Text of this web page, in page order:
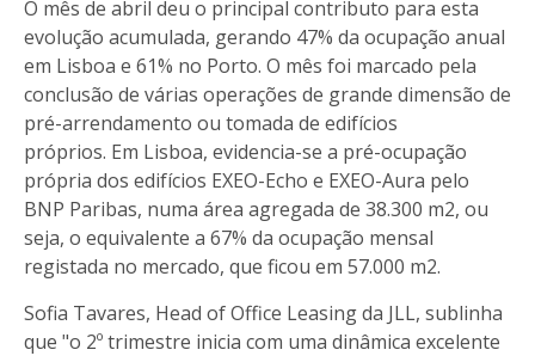
O mês de abril deu o principal contributo para esta
evolução acumulada, gerando 47% da ocupação anual
em Lisboa e 61% no Porto. O mês foi marcado pela
conclusão de várias operações de grande dimensão de
pré-arrendamento ou tomada de edifícios
próprios. Em Lisboa, evidencia-se a pré-ocupação
própria dos edifícios EXEO-Echo e EXEO-Aura pelo
BNP Paribas, numa área agregada de 38.300 m2, ou
seja, o equivalente a 67% da ocupação mensal
registada no mercado, que ficou em 57.000 m2.
Sofia Tavares, Head of Office Leasing da JLL, sublinha
que "o 2º trimestre inicia com uma dinâmica excelente